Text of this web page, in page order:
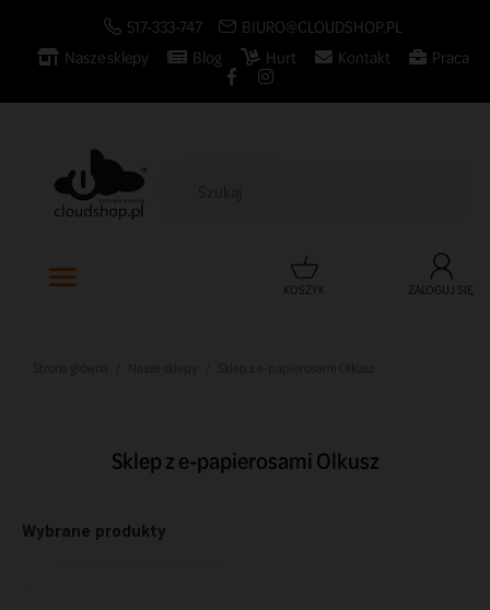
517-333-747
BIURO@CLOUDSHOP.PL
Nasze sklepy
Blog Hurt Kontakt Praca
KOSZYK ZALOGUJ SIĘ
Sklep z e-papierosami Olkusz
Wybrane produkty